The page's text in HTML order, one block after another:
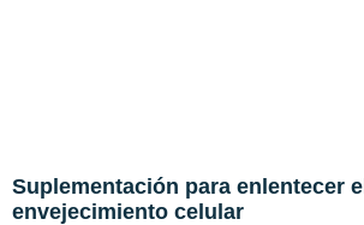
Suplementación para enlentecer el
envejecimiento celular